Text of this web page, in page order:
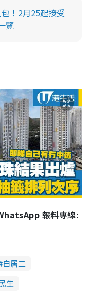
！2月25起接受
覽
報料專線:
白居二
生